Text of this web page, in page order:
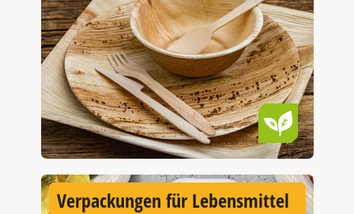
Verpackungen für Lebensmittel